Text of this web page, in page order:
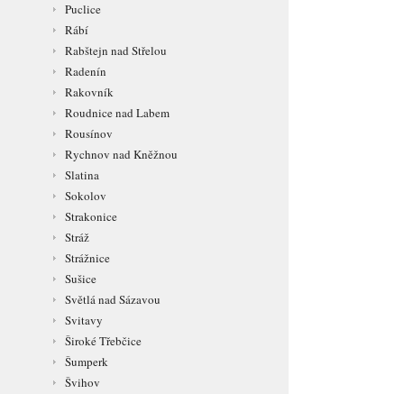
Puclice
Rábí
Rabštejn nad Střelou
Radenín
Rakovník
Roudnice nad Labem
Rousínov
Rychnov nad Kněžnou
Slatina
Sokolov
Strakonice
Stráž
Strážnice
Sušice
Světlá nad Sázavou
Svitavy
Široké Třebčice
Šumperk
Švihov